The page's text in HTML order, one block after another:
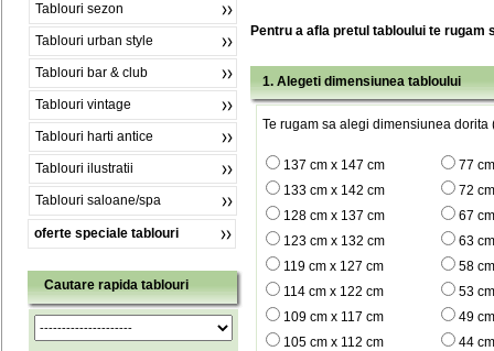
Tablouri sezon
Tablouri urban style
Tablouri bar & club
Tablouri vintage
Tablouri harti antice
Tablouri ilustratii
Tablouri saloane/spa
oferte speciale tablouri
Cautare rapida tablouri
Pentru a afla pretul tabloului te rugam
1. Alegeti dimensiunea tabloului
Te rugam sa alegi dimensiunea dorita
137 cm x 147 cm
77
133 cm x 142 cm
72
128 cm x 137 cm
67
123 cm x 132 cm
63
119 cm x 127 cm
58
114 cm x 122 cm
53
109 cm x 117 cm
49
105 cm x 112 cm
44